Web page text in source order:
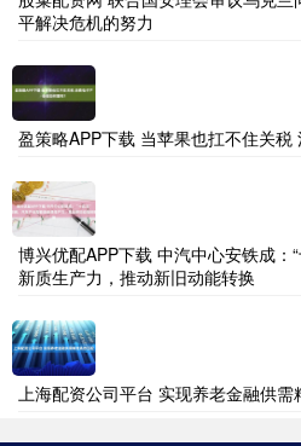
平解决危机的努力
盈策略APP下载 当苹果也扛不住关税
博兴优配APP下载 中汽中心安铁成：
新质生产力，推动新旧动能转换
上海配资公司平台 实现养老金融供